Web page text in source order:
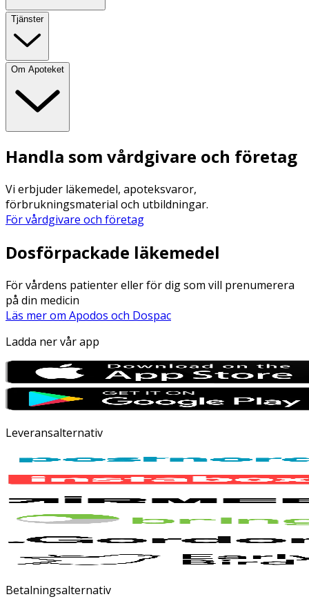
Tjänster
Om Apoteket
Handla som vårdgivare och företag
Vi erbjuder läkemedel, apoteksvaror,
förbrukningsmaterial och utbildningar.
För vårdgivare och företag
Dosförpackade läkemedel
För vårdens patienter eller för dig som vill prenumerera
på din medicin
Läs mer om Apodos och Dospac
Ladda ner vår app
Leveransalternativ
Betalningsalternativ